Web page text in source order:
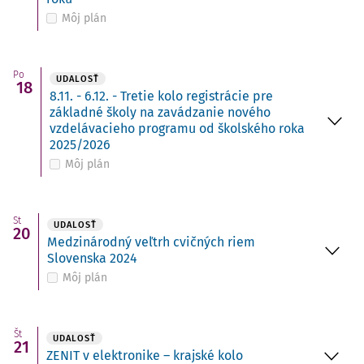
Môj plán
Po
18 UDALOSŤ
8.11. - 6.12. - Tretie kolo registrácie pre
základné školy na zavádzanie nového
vzdelávacieho programu od školského roka
2025/2026
Môj plán
St
20 UDALOSŤ
Medzinárodný veľtrh cvičných riem
Slovenska 2024
Môj plán
Št
21 UDALOSŤ
ZENIT v elektronike – krajské kolo